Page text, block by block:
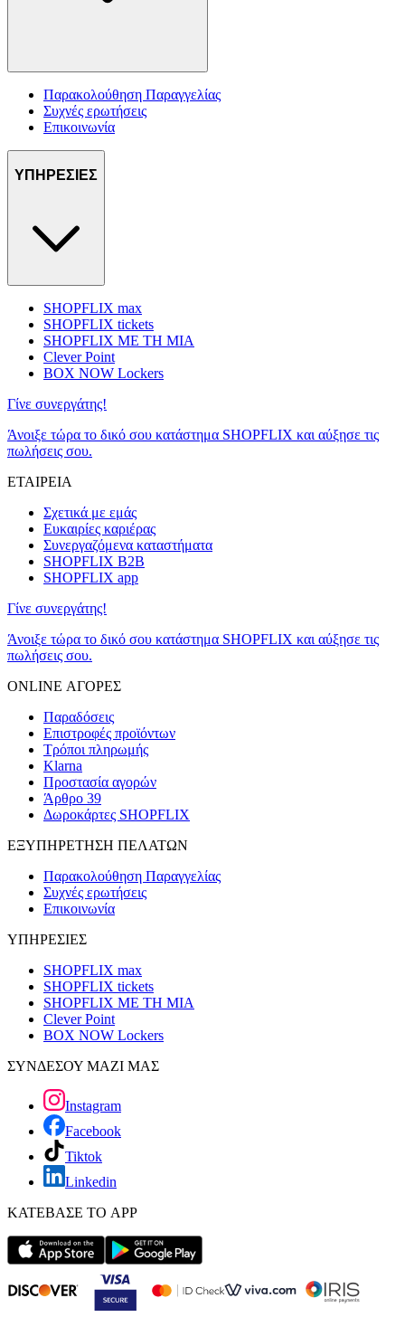
Παρακολούθηση Παραγγελίας
Συχνές ερωτήσεις
Επικοινωνία
ΥΠΗΡΕΣΙΕΣ
SHOPFLIX max
SHOPFLIX tickets
SHOPFLIX ΜΕ ΤΗ ΜΙΑ
Clever Point
BOX NOW Lockers
Γίνε συνεργάτης!
Άνοιξε τώρα το δικό σου κατάστημα SHOPFLIX και αύξησε τις
πωλήσεις σου.
ΕΤΑΙΡΕΙΑ
Σχετικά με εμάς
Ευκαιρίες καριέρας
Συνεργαζόμενα καταστήματα
SHOPFLIX B2B
SHOPFLIX app
Γίνε συνεργάτης!
Άνοιξε τώρα το δικό σου κατάστημα SHOPFLIX και αύξησε τις
πωλήσεις σου.
ONLINE ΑΓΟΡΕΣ
Παραδόσεις
Επιστροφές προϊόντων
Τρόποι πληρωμής
Klarna
Προστασία αγορών
Άρθρο 39
Δωροκάρτες SHOPFLIX
ΕΞΥΠΗΡΕΤΗΣΗ ΠΕΛΑΤΩΝ
Παρακολούθηση Παραγγελίας
Συχνές ερωτήσεις
Επικοινωνία
ΥΠΗΡΕΣΙΕΣ
SHOPFLIX max
SHOPFLIX tickets
SHOPFLIX ΜΕ ΤΗ ΜΙΑ
Clever Point
BOX NOW Lockers
ΣΥΝΔΕΣΟΥ ΜΑΖΙ ΜΑΣ
Instagram
Facebook
Tiktok
Linkedin
ΚΑΤΕΒΑΣΕ ΤΟ APP